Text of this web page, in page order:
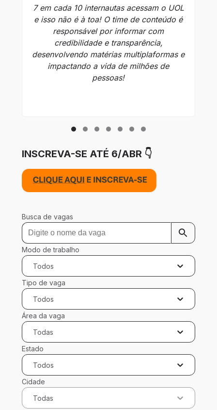
7 em cada 10 internautas acessam o UOL
e isso não é à toa! O time de conteúdo é
responsável por informar com
credibilidade e transparência,
desenvolvendo matérias multiplaformas e
impactando a vida de milhões de
pessoas!
INSCREVA-SE ATÉ 6/ABR 👇
Busca de vagas
Modo de trabalho
Todos
Tipo de vaga
Todos
Área da vaga
Todas
Estado
Todos
Cidade
Todas